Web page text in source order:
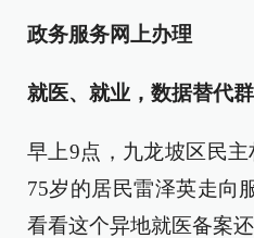
政务服务网上办理
就医、就业，数据替代
早上9点，九龙坡区民主
75岁的居民雷泽英走向
看看这个异地就医备案